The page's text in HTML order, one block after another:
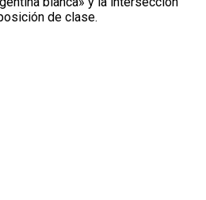
de clase.